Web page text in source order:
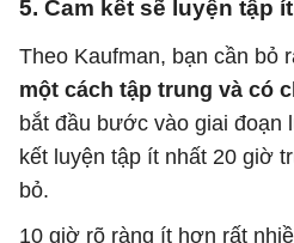
5. Cam kết sẽ luyện tập
Theo Kaufman, bạn cần bỏ
một cách tập trung và có
bắt đầu bước vào giai đoạn
kết luyện tập ít nhất 20 giờ
bỏ.
10 giờ rõ ràng ít hơn rất